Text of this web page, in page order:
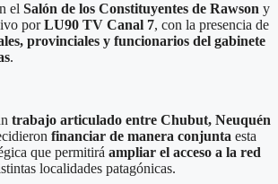
el Salón de los Constituyentes de Rawson y
porLU90 TV Canal 7, con la presencia de
provinciales y funcionarios del gabinete
.
trabajo articulado entre Chubut, Neuquén
financiar de manera conjunta esta
que permitirá ampliar el acceso a la red
localidades patagónicas.